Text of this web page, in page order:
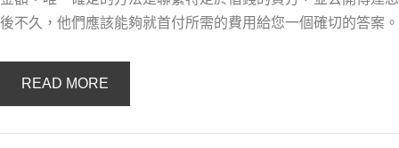
後不久，他們應該能夠就首付所需的費用給您一個確切的答案。
READ MORE